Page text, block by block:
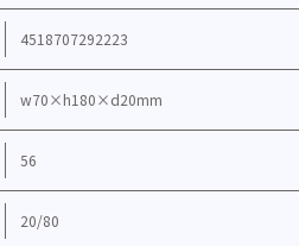
4518707292223
w70×h180×d20mm
56
20/80